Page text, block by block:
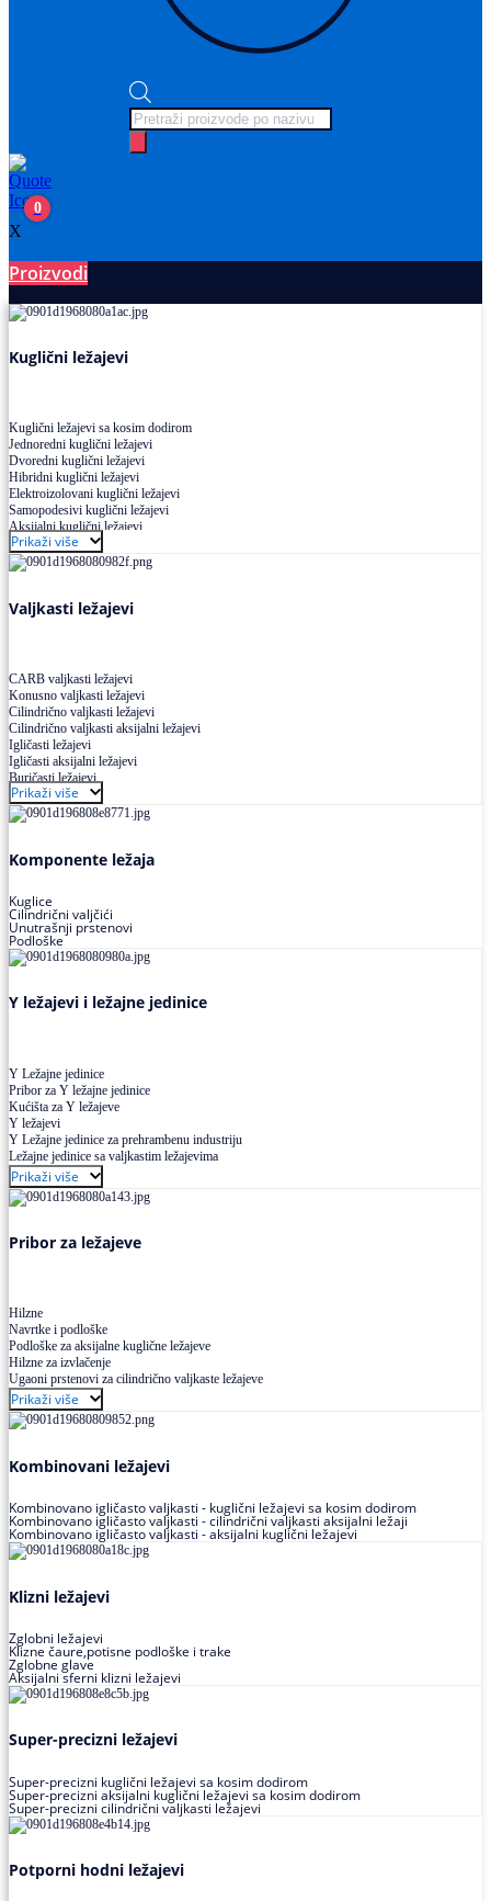
Products
search
0
X
Proizvodi
Kuglični ležajevi
Kuglični ležajevi sa kosim dodirom
Jednoredni kuglični ležajevi
Dvoredni kuglični ležajevi
Hibridni kuglični ležajevi
Elektroizolovani kuglični ležajevi
Samopodesivi kuglični ležajevi
Aksijalni kuglični ležajevi
Kuglični ležajevi od nerđajućeg čelika
Prikaži više
Valjkasti ležajevi
CARB valjkasti ležajevi
Konusno valjkasti ležajevi
Cilindrično valjkasti ležajevi
Cilindrično valjkasti aksijalni ležajevi
Igličasti ležajevi
Igličasti aksijalni ležajevi
Buričasti ležajevi
Buričasti zaptiveni ležajevi
Buričasti aksijalni ležajevi
Prikaži više
Komponente ležaja
Kuglice
Cilindrični valjčići
Unutrašnji prstenovi
Podloške
Y ležajevi i ležajne jedinice
Y Ležajne jedinice
Pribor za Y ležajne jedinice
Kućišta za Y ležajeve
Y ležajevi
Y Ležajne jedinice za prehrambenu industriju
Ležajne jedinice sa valjkastim ležajevima
Prikaži više
Pribor za ležajeve
Hilzne
Navrtke i podloške
Podloške za aksijalne kuglične ležajeve
Hilzne za izvlačenje
Ugaoni prstenovi za cilindrično valjkaste ležajeve
Prikaži više
Kombinovani ležajevi
Kombinovano igličasto valjkasti - kuglični ležajevi sa kosim dodirom
Kombinovano igličasto valjkasti - cilindrični valjkasti aksijalni ležaji
Kombinovano igličasto valjkasti - aksijalni kuglični ležajevi
Klizni ležajevi
Zglobni ležajevi
Klizne čaure,potisne podloške i trake
Zglobne glave
Aksijalni sferni klizni ležajevi
Super-precizni ležajevi
Super-precizni kuglični ležajevi sa kosim dodirom
Super-precizni aksijalni kuglični ležajevi sa kosim dodirom
Super-precizni cilindrični valjkasti ležajevi
Potporni hodni ležajevi